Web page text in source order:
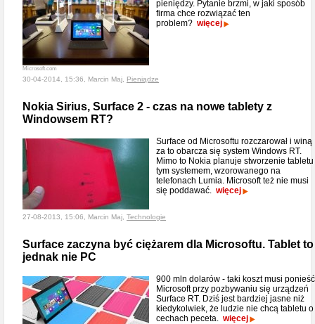
Microsoft.com
pieniędzy. Pytanie brzmi, w jaki sposób
firma chce rozwiązać ten
problem? więcej
30-04-2014, 15:36, Marcin Maj, Pieniądze
Nokia Sirius, Surface 2 - czas na nowe tablety z
Windowsem RT?
Surface od Microsoftu rozczarował i winą
za to obarcza się system Windows RT.
Mimo to Nokia planuje stworzenie tabletu
tym systemem, wzorowanego na
telefonach Lumia. Microsoft też nie musi
się poddawać. więcej
27-08-2013, 15:06, Marcin Maj, Technologie
Surface zaczyna być ciężarem dla Microsoftu. Tablet to
jednak nie PC
900 mln dolarów - taki koszt musi ponieść
Microsoft przy pozbywaniu się urządzeń
Surface RT. Dziś jest bardziej jasne niż
kiedykolwiek, że ludzie nie chcą tabletu o
cechach peceta. więcej